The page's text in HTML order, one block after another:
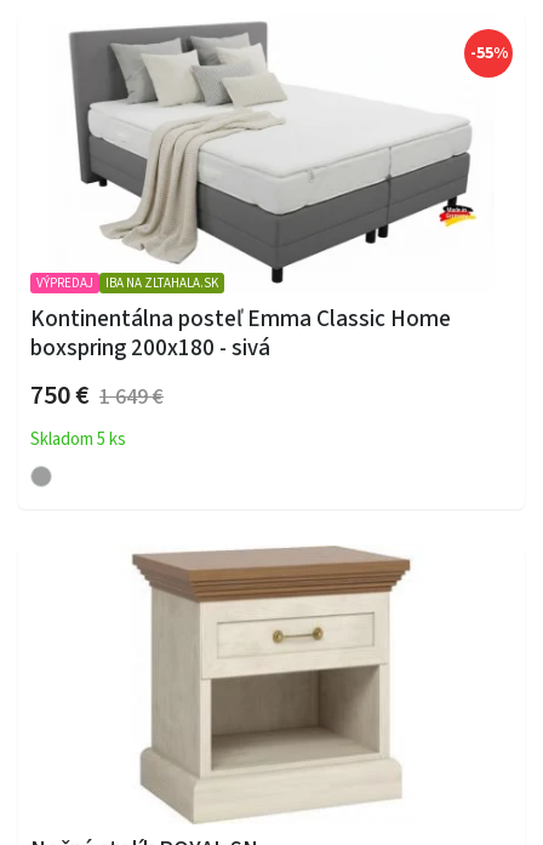
-55%
VÝPREDAJ IBA NA ZLTAHALA.SK
Kontinentálna posteľ Emma Classic Home
boxspring 200x180 - sivá
750 € 1 649 €
Skladom 5 ks